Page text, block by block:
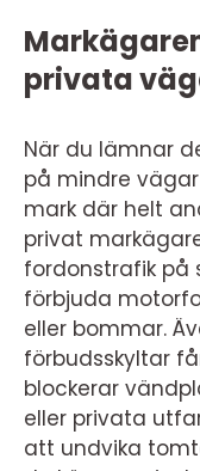
privata
När du lämnar
på mindre
mark där helt
privat
fordonstrafik på
förbjuda
eller bommar.
förbudsskyltar
blockerar
eller privata
att undvika